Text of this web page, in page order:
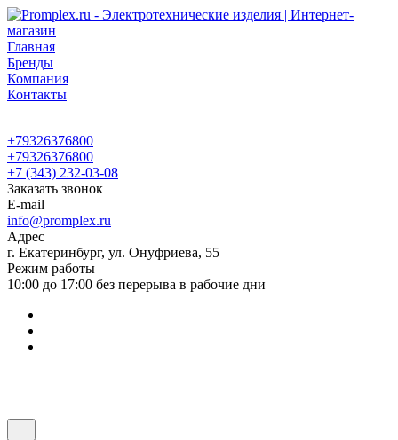
Главная
Бренды
Компания
Контакты
+79326376800
+79326376800
+7 (343) 232-03-08
Заказать звонок
E-mail
info@promplex.ru
Адрес
г. Екатеринбург, ул. Онуфриева, 55
Режим работы
10:00 до 17:00 без перерыва в рабочие дни